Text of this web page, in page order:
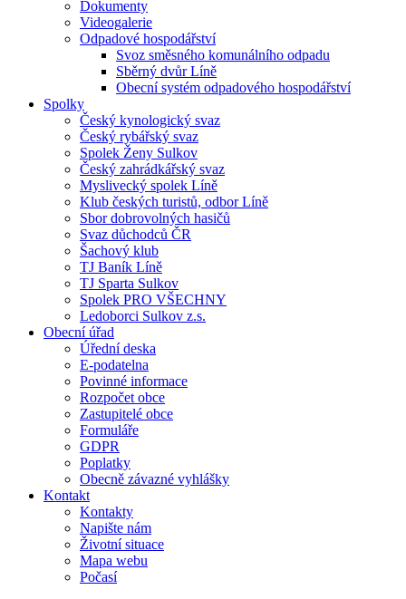
Dokumenty
Videogalerie
Odpadové hospodářství
Svoz směsného komunálního odpadu
Sběrný dvůr Líně
Obecní systém odpadového hospodářství
Spolky
Český kynologický svaz
Český rybářský svaz
Spolek Ženy Sulkov
Český zahrádkářský svaz
Myslivecký spolek Líně
Klub českých turistů, odbor Líně
Sbor dobrovolných hasičů
Svaz důchodců ČR
Šachový klub
TJ Baník Líně
TJ Sparta Sulkov
Spolek PRO VŠECHNY
Ledoborci Sulkov z.s.
Obecní úřad
Úřední deska
E-podatelna
Povinné informace
Rozpočet obce
Zastupitelé obce
Formuláře
GDPR
Poplatky
Obecně závazné vyhlášky
Kontakt
Kontakty
Napište nám
Životní situace
Mapa webu
Počasí